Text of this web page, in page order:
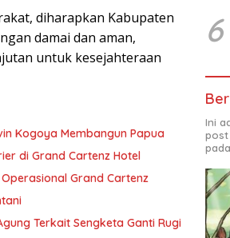
diharapkan Kabupaten
damai dan aman,
untuk kesejahteraan
Kogoya Membangun Papua
di Grand Cartenz Hotel
Grand Cartenz
Terkait Sengketa Ganti Rugi
6
Ini
post